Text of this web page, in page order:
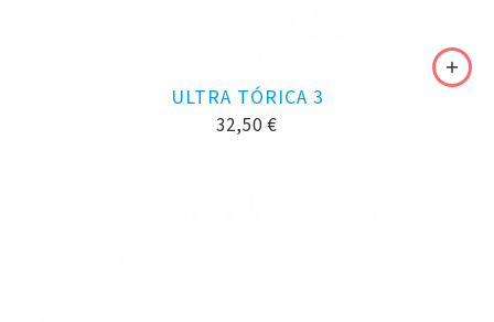
ULTRA TÓRICA 3
32,50 €